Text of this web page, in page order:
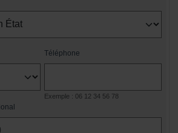
Téléphone
Exemple : 06 12 34 56 78